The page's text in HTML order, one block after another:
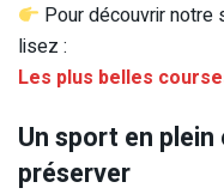
Pour découvrir
lisez :
Les plus belles
Un sport en
préserver